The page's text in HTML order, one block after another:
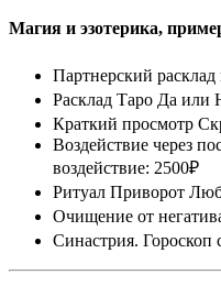
Магия и эзотерика,
Партнерский
Расклад Таро Да или
Краткий просмотр
Воздействие через
воздействие: 2500₽
Ритуал Приворот
Очищение от
Синастрия. Гороскоп